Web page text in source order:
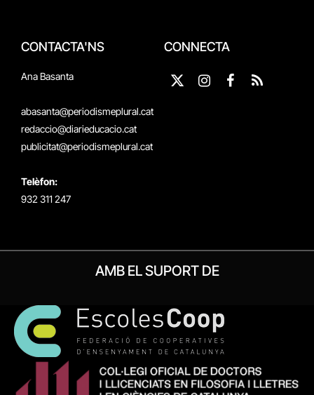
CONTACTA'NS
Ana Basanta
abasanta@periodismeplural.cat
redaccio@diarieducacio.cat
publicitat@periodismeplural.cat
Telèfon:
932 311 247
CONNECTA
X
InstagramFacebook
RSS
AMB EL SUPORT DE